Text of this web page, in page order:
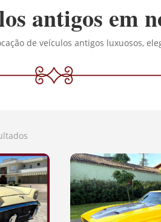
antigos em
de veículos antigos luxuosos,